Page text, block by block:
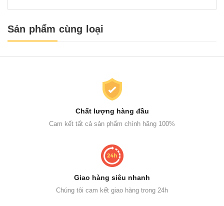
Sản phẩm cùng loại
Chất lượng hàng đầu
Cam kết tất cả sản phẩm chính hãng 100%
Giao hàng siêu nhanh
Chúng tôi cam kết giao hàng trong 24h